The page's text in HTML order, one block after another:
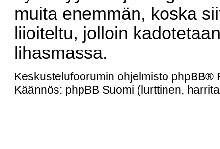
muita enemmän, koska
liioiteltu, jolloin
lihasmassa.
Keskustelufoorumin ohjelmisto phpBB®
Käännös: phpBB Suomi (lurttinen,